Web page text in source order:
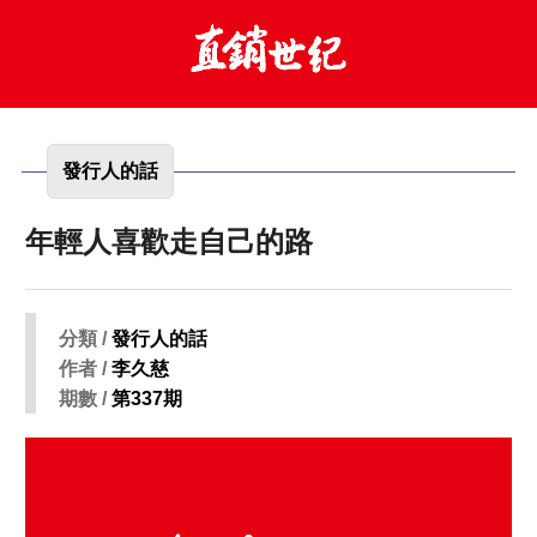
發行人的話
年輕人喜歡走自己的路
分類 /發行人的話
作者 /李久慈
期數 /第337期